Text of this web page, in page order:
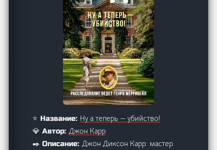
⭐ Название: Ну а теперь — убийство!
💎 Автор:Джон Карр
✒️ Описание:Джон Диксон Карр: мастер